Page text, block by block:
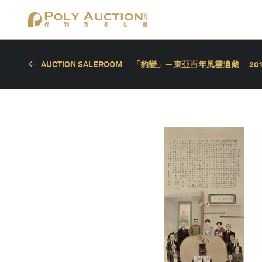
AUCTION SALEROOM 「豹變」— 東亞百年風雲遺藏